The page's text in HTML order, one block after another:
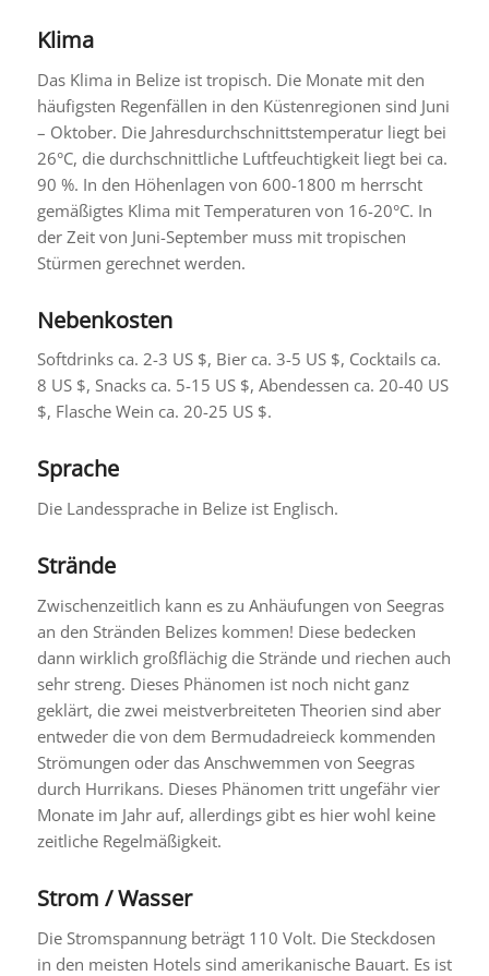
Klima
Das Klima in Belize ist tropisch. Die Monate mit den
häufigsten Regenfällen in den Küstenregionen sind Juni
– Oktober. Die Jahresdurchschnittstemperatur liegt bei
26°C, die durchschnittliche Luftfeuchtigkeit liegt bei ca.
90 %. In den Höhenlagen von 600-1800 m herrscht
gemäßigtes Klima mit Temperaturen von 16-20°C. In
der Zeit von Juni-September muss mit tropischen
Stürmen gerechnet werden.
Nebenkosten
Softdrinks ca. 2-3 US $, Bier ca. 3-5 US $, Cocktails ca.
8 US $, Snacks ca. 5-15 US $, Abendessen ca. 20-40 US
$, Flasche Wein ca. 20-25 US $.
Sprache
Die Landessprache in Belize ist Englisch.
Strände
Zwischenzeitlich kann es zu Anhäufungen von Seegras
an den Stränden Belizes kommen! Diese bedecken
dann wirklich großflächig die Strände und riechen auch
sehr streng. Dieses Phänomen ist noch nicht ganz
geklärt, die zwei meistverbreiteten Theorien sind aber
entweder die von dem Bermudadreieck kommenden
Strömungen oder das Anschwemmen von Seegras
durch Hurrikans. Dieses Phänomen tritt ungefähr vier
Monate im Jahr auf, allerdings gibt es hier wohl keine
zeitliche Regelmäßigkeit.
Strom / Wasser
Die Stromspannung beträgt 110 Volt. Die Steckdosen
in den meisten Hotels sind amerikanische Bauart. Es ist